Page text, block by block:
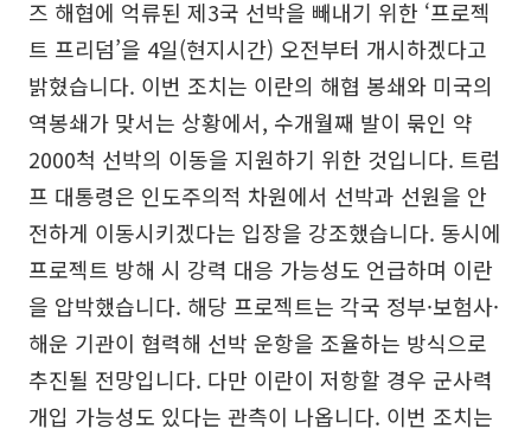
즈 해협에 억류된 제3국 선박을 빼내기 위한 ‘프로젝
트 프리덤’을 4일(현지시간) 오전부터 개시하겠다고
밝혔습니다. 이번 조치는 이란의 해협 봉쇄와 미국의
역봉쇄가 맞서는 상황에서, 수개월째 발이 묶인 약
2000척 선박의 이동을 지원하기 위한 것입니다. 트럼
프 대통령은 인도주의적 차원에서 선박과 선원을 안
전하게 이동시키겠다는 입장을 강조했습니다. 동시에
프로젝트 방해 시 강력 대응 가능성도 언급하며 이란
을 압박했습니다. 해당 프로젝트는 각국 정부·보험사·
해운 기관이 협력해 선박 운항을 조율하는 방식으로
추진될 전망입니다. 다만 이란이 저항할 경우 군사력
개입 가능성도 있다는 관측이 나옵니다. 이번 조치는